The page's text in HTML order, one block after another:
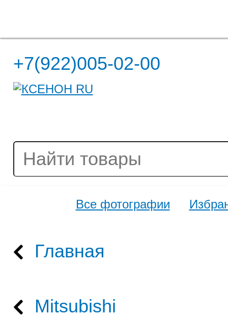
+7(922)005-02-00
Все фотографии
Главная
Mitsubishi